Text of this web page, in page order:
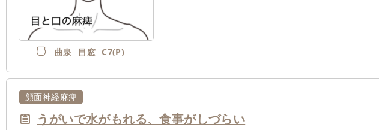
曲泉 目窓 C7(P)
顔面神経麻痺
うがいで水がもれる、食事がしづらい